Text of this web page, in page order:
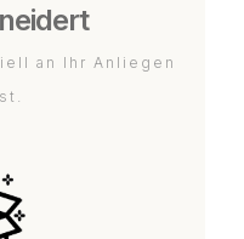
an Ihr Anliegen